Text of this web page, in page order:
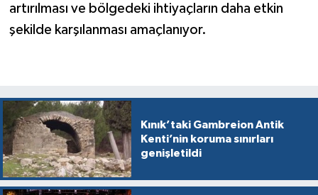
artırılması ve bölgedeki ihtiyaçların daha etkin
şekilde karşılanması amaçlanıyor.
Kınık’taki Gambreion Antik
Kenti’nin koruma sınırları
genişletildi